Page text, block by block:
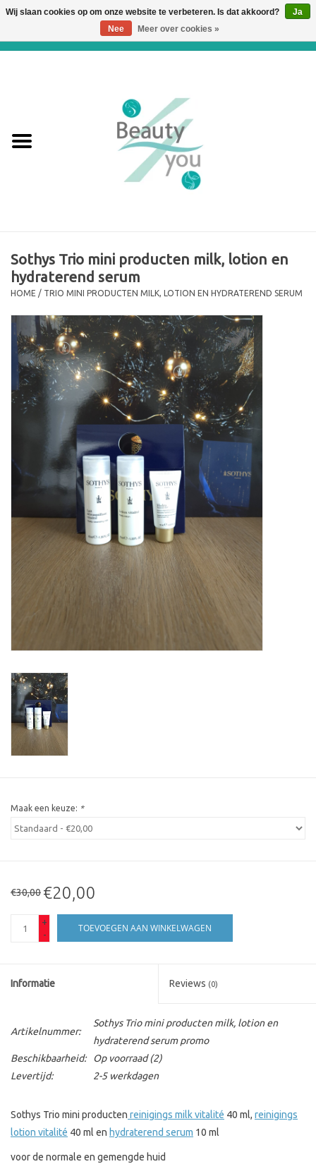
Merken
Sothys Trio mini producten milk, lotion en
hydraterend serum
HOME / TRIO MINI PRODUCTEN MILK, LOTION EN HYDRATEREND SERUM
Maak een keuze: *
€30,00 €20,00
+
-
TOEVOEGEN AAN WINKELWAGEN
Informatie Reviews (0)
Artikelnummer:
Sothys Trio mini producten milk, lotion en
hydraterend serum promo
Beschikbaarheid:
Op voorraad(2)
Levertijd:
2-5 werkdagen
Sothys Trio mini producten reinigings milk vitalité 40 ml, reinigings
lotion vitalité 40 ml en hydraterend serum 10 ml
voor de normale en gemengde huid
Wij slaan cookies op om onze website te verbeteren. Is dat akkoord?
Ja
Nee
Meer over cookies »